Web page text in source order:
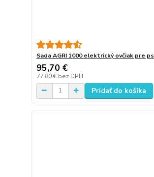
Sada AGRI 1000 elektrický ovčiak pre
95,70 €
77,80 € bez DPH
Pridať do košíka